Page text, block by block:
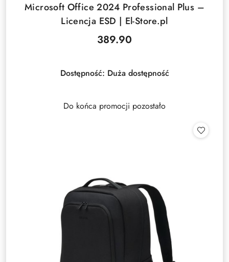
Microsoft Office 2024 Professional Plus –
Licencja ESD | El-Store.pl
Cena:
389.90
Dostępność: Duża dostępność
Do końca promocji pozostało